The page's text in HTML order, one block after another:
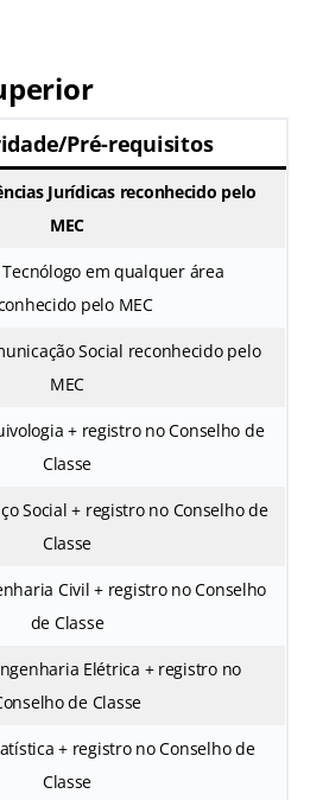
Pré-requisitos
Jurídicas reconhecido pelo
MEC
em qualquer área
pelo MEC
Social reconhecido pelo
MEC
+ registro no Conselho de
Classe
Social + registro no Conselho de
Classe
Civil + registro no Conselho
de Classe
Elétrica + registro no
de Classe
+ registro no Conselho de
Classe